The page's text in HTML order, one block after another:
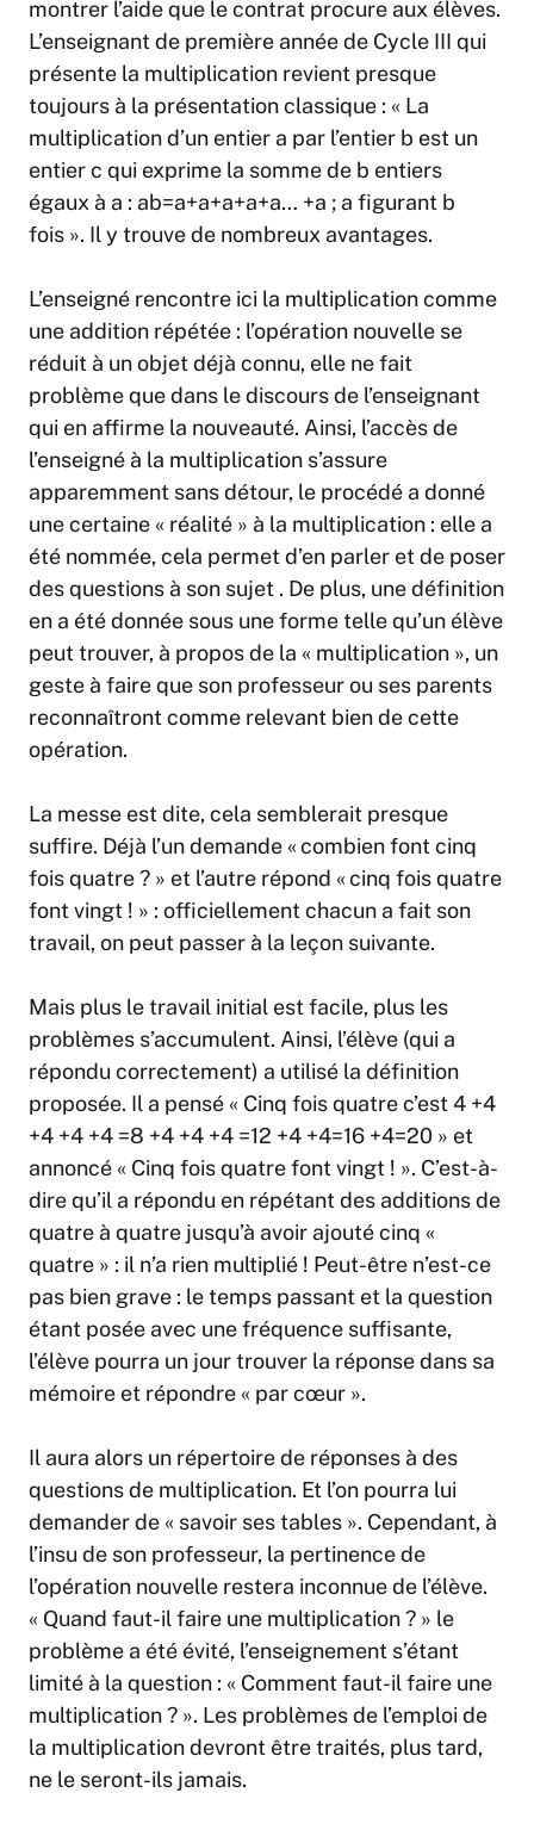
montrer l’aide que le contrat procure aux élèves.
L’enseignant de première année de Cycle III qui
présente la multiplication revient presque
toujours à la présentation classique : « La
multiplication d’un entier a par l’entier b est un
entier c qui exprime la somme de b entiers
égaux à a : ab=a+a+a+a+a… +a ; a figurant b
fois ». Il y trouve de nombreux avantages.
L’enseigné rencontre ici la multiplication comme
une addition répétée : l’opération nouvelle se
réduit à un objet déjà connu, elle ne fait
problème que dans le discours de l’enseignant
qui en affirme la nouveauté. Ainsi, l’accès de
l’enseigné à la multiplication s’assure
apparemment sans détour, le procédé a donné
une certaine « réalité » à la multiplication : elle a
été nommée, cela permet d’en parler et de poser
des questions à son sujet . De plus, une définition
en a été donnée sous une forme telle qu’un élève
peut trouver, à propos de la « multiplication », un
geste à faire que son professeur ou ses parents
reconnaîtront comme relevant bien de cette
opération.
La messe est dite, cela semblerait presque
suffire. Déjà l’un demande « combien font cinq
fois quatre ? » et l’autre répond « cinq fois quatre
font vingt ! » : officiellement chacun a fait son
travail, on peut passer à la leçon suivante.
Mais plus le travail initial est facile, plus les
problèmes s’accumulent. Ainsi, l’élève (qui a
répondu correctement) a utilisé la définition
proposée. Il a pensé « Cinq fois quatre c’est 4 +4
+4 +4 +4 =8 +4 +4 +4 =12 +4 +4=16 +4=20 » et
annoncé « Cinq fois quatre font vingt ! ». C’est-à-
dire qu’il a répondu en répétant des additions de
quatre à quatre jusqu’à avoir ajouté cinq «
quatre » : il n’a rien multiplié ! Peut-être n’est-ce
pas bien grave : le temps passant et la question
étant posée avec une fréquence suffisante,
l’élève pourra un jour trouver la réponse dans sa
mémoire et répondre « par cœur ».
Il aura alors un répertoire de réponses à des
questions de multiplication. Et l’on pourra lui
demander de « savoir ses tables ». Cependant, à
l’insu de son professeur, la pertinence de
l’opération nouvelle restera inconnue de l’élève.
« Quand faut-il faire une multiplication ? » le
problème a été évité, l’enseignement s’étant
limité à la question : « Comment faut-il faire une
multiplication ? ». Les problèmes de l’emploi de
la multiplication devront être traités, plus tard,
ne le seront-ils jamais.